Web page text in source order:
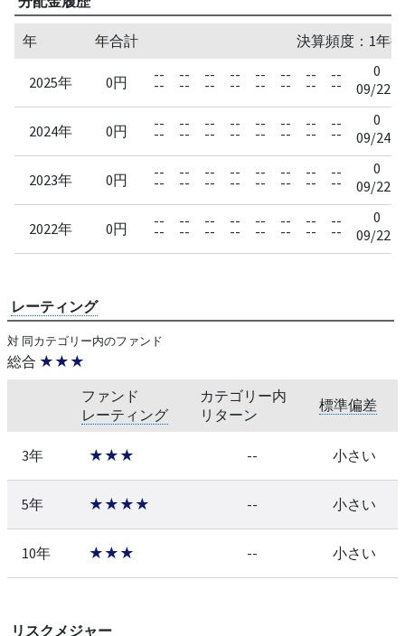
年 年合計 決算頻度：1年
2025年 0円 --
--
--
--
--
--
--
--
--
--
--
--
--
--
--
--
0
09/22
2024年 0円 --
--
--
--
--
--
--
--
--
--
--
--
--
--
--
--
0
09/24
2023年 0円 --
--
--
--
--
--
--
--
--
--
--
--
--
--
--
--
0
09/22
2022年 0円 --
--
--
--
--
--
--
--
--
--
--
--
--
--
--
--
0
09/22
レーティング
対 同カテゴリー内のファンド
総合 ★★★
ファンド
レーティング
カテゴリー内
リターン
標準偏差
3年 ★★★ -- 小さい
5年 ★★★★ -- 小さい
10年 ★★★ -- 小さい
リスクメジャー